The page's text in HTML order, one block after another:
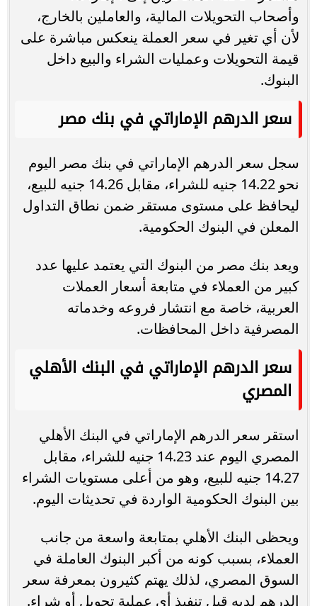
وأصحاب التحويلات المالية، والعاملين بالخارج،
لأن أي تغير في سعر العملة ينعكس مباشرة على
قيمة التحويلات وعمليات الشراء والبيع داخل
البنوك.
سعر الدرهم الإماراتي في بنك مصر
سجل سعر الدرهم الإماراتي في بنك مصر اليوم
نحو 14.22 جنيه للشراء، مقابل 14.26 جنيه للبيع،
ليحافظ على مستوى مستقر ضمن نطاق التداول
المعلن في البنوك الحكومية.
ويعد بنك مصر من البنوك التي يعتمد عليها عدد
كبير من العملاء في متابعة أسعار العملات
العربية، خاصة مع انتشار فروعه وخدماته
المصرفية داخل المحافظات.
سعر الدرهم الإماراتي في البنك الأهلي
المصري
استقر سعر الدرهم الإماراتي في البنك الأهلي
المصري اليوم عند 14.23 جنيه للشراء، مقابل
14.27 جنيه للبيع، وهو من أعلى مستويات الشراء
بين البنوك الحكومية الواردة في تحديثات اليوم.
ويحظى البنك الأهلي بمتابعة واسعة من جانب
العملاء، بسبب كونه من أكبر البنوك العاملة في
السوق المصري، لذلك يهتم كثيرون بمعرفة سعر
الدرهم لديه قبل تنفيذ أي عملية تحويل أو شراء.